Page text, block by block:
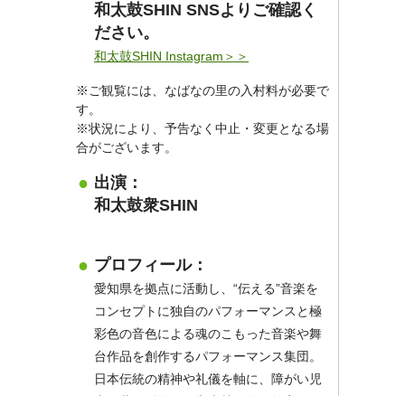
和太鼓SHIN SNSよりご確認く
ださい。
和太鼓SHIN Instagram＞＞
※ご観覧には、なばなの里の入村料が必要で
す。
※状況により、予告なく中止・変更となる場
合がございます。
出演：
和太鼓衆SHIN
プロフィール：
愛知県を拠点に活動し、“伝える”音楽を
コンセプトに独自のパフォーマンスと極
彩色の音色による魂のこもった音楽や舞
台作品を創作するパフォーマンス集団。
日本伝統の精神や礼儀を軸に、障がい児